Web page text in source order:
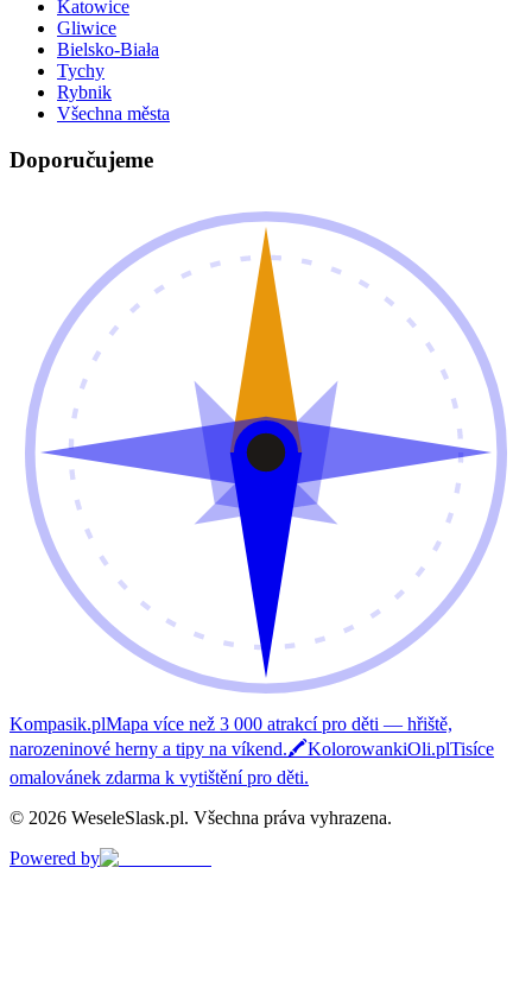
Katowice
Gliwice
Bielsko-Biała
Tychy
Rybnik
Všechna města
Doporučujeme
Kompasik.plMapa více než 3 000 atrakcí pro děti — hřiště,
narozeninové herny a tipy na víkend.🖍️KolorowankiOli.plTisíce
omalovánek zdarma k vytištění pro děti.
© 2026 WeseleSlask.pl. Všechna práva vyhrazena.
Powered by